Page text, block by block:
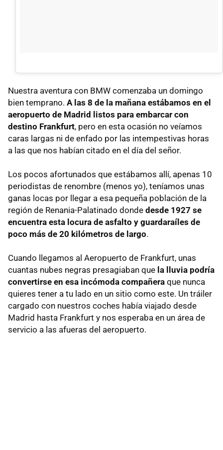
Nuestra aventura con BMW comenzaba un domingo
bien temprano. A las 8 de la mañana estábamos en el
aeropuerto de Madrid listos para embarcar con
destino Frankfurt, pero en esta ocasión no veíamos
caras largas ni de enfado por las intempestivas horas
a las que nos habían citado en el día del señor.
Los pocos afortunados que estábamos allí, apenas 10
periodistas de renombre (menos yo), teníamos unas
ganas locas por llegar a esa pequeña población de la
región de Renania-Palatinado donde desde 1927 se
encuentra esta locura de asfalto y guardaraíles de
poco más de 20 kilómetros de largo.
Cuando llegamos al Aeropuerto de Frankfurt, unas
cuantas nubes negras presagiaban que la lluvia podría
convertirse en esa incómoda compañera que nunca
quieres tener a tu lado en un sitio como este. Un tráiler
cargado con nuestros coches había viajado desde
Madrid hasta Frankfurt y nos esperaba en un área de
servicio a las afueras del aeropuerto.